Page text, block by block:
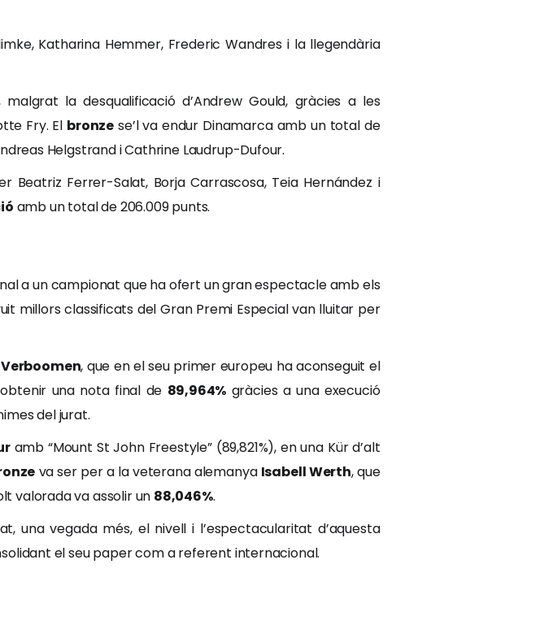
Katharina Hemmer, Frederic Wandres i la llegendària
la desqualificació d’Andrew Gould, gràcies a les
Fry. El bronze se’l va endur Dinamarca amb un total de
Helgstrand i Cathrine Laudrup-Dufour.
Ferrer-Salat, Borja Carrascosa, Teia Hernández i
amb un total de 206.009 punts.
a un campionat que ha ofert un gran espectacle amb els
millors classificats del Gran Premi Especial van lluitar per
, que en el seu primer europeu ha aconseguit el
una nota final de 89,964% gràcies a una execució
del jurat.
amb “Mount St John Freestyle” (89,821%), en una Kür d’alt
va ser per a la veterana alemanya Isabell Werth, que
valorada va assolir un 88,046%.
una vegada més, el nivell i l’espectacularitat d’aquesta
el seu paper com a referent internacional.